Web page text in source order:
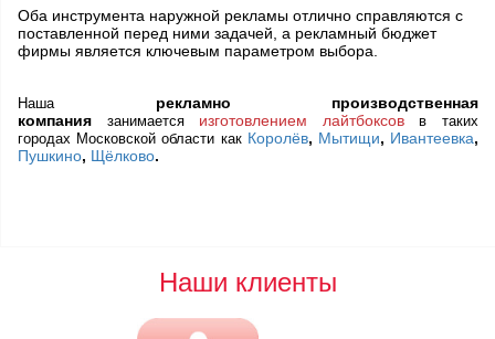
Оба инструмента наружной рекламы отлично справляются с
поставленной перед ними задачей, а рекламный бюджет
фирмы является ключевым параметром выбора.
Наша рекламно производственная
компания занимается изготовлением лайтбоксов
в таких
городах Московской области как Королёв, Мытищи, Ивантеевка,
Пушкино, Щёлково.
Наши клиенты